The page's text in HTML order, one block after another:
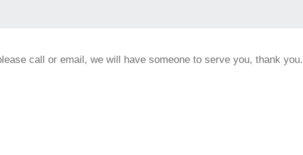
call or email, we will have someone to serve you, thank you.